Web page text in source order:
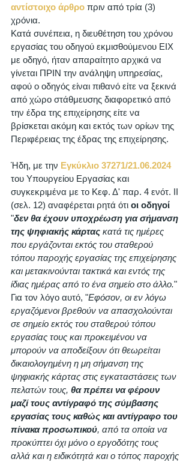
αντίστοιχο άρθρο πριν από τρία (3)
χρόνια.
Κατά συνέπεια, η διευθέτηση του χρόνου
εργασίας του οδηγού εκμισθούμενου ΕΙΧ
με οδηγό, ήταν απαραίτητο αρχικά να
γίνεται ΠΡΙΝ την ανάληψη υπηρεσίας,
αφού ο οδηγός είναι πιθανό είτε να ξεκινά
από χώρο στάθμευσης διαφορετικό από
την έδρα της επιχείρησης είτε να
βρίσκεται ακόμη και εκτός των ορίων της
Περιφέρειας της έδρας της επιχείρησης.
Ήδη, με την Εγκύκλιο 37271/21.06.2024
του Υπουργείου Εργασίας και
συγκεκριμένα με το Κεφ. Δ' παρ. 4 ενότ. II
(σελ. 12) αναφέρεται ρητά ότι οι οδηγοί
"δεν θα έχουν υποχρέωση για σήμανση
της ψηφιακής κάρτας κατά τις ημέρες
που εργάζονται εκτός του σταθερού
τόπου παροχής εργασίας της επιχείρησης
και μετακινούνται τακτικά και εντός της
ίδιας ημέρας από το ένα σημείο στο άλλο."
Για τον λόγο αυτό, "Εφόσον, οι εν λόγω
εργαζόμενοι βρεθούν να απασχολούνται
σε σημείο εκτός του σταθερού τόπου
εργασίας τους και προκειμένου να
μπορούν να αποδείξουν ότι θεωρείται
δικαιολογημένη η μη σήμανση της
ψηφιακής κάρτας στις εγκαταστάσεις των
πελατών τους, θα πρέπει να φέρουν
μαζί τους αντίγραφό της σύμβασης
εργασίας τους καθώς και αντίγραφο του
πίνακα προσωπικού, από τα οποία να
προκύπτει όχι μόνο ο εργοδότης τους
αλλά και η ειδικότητά και ο τόπος παροχής